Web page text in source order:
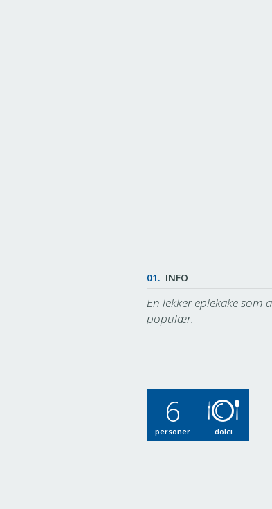
01. INFO
En lekker eplekake som
populær.
6
personer dolci